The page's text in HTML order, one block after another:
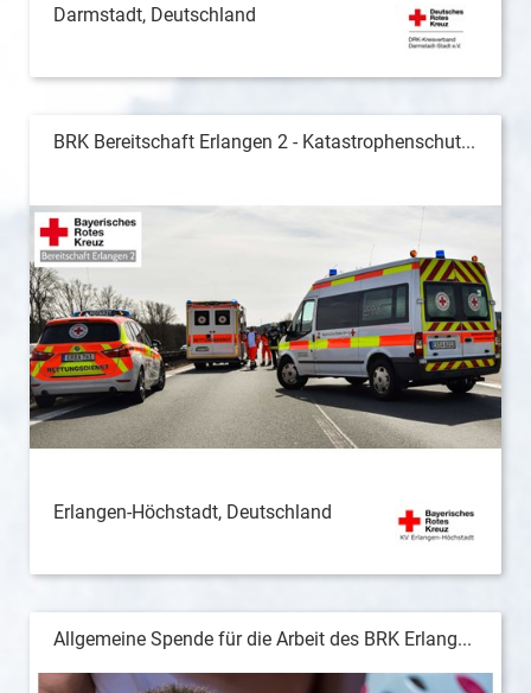
Darmstadt, Deutschland
BRK Bereitschaft Erlangen 2 - Katastrophenschut...
Erlangen-Höchstadt, Deutschland
Allgemeine Spende für die Arbeit des BRK Erlang...